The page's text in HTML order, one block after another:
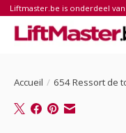
Liftmaster.be is onderdeel
Accueil / 654 Ressort de